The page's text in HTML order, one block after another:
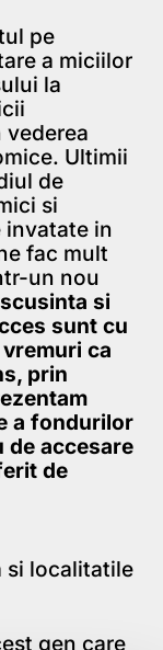
pe
a miciilor
la
Ultimii
de
si
invatate in
fac mult
un nou
si
sunt cu
ca
prin
a fondurilor
de accesare
de
si localitatile
gen care